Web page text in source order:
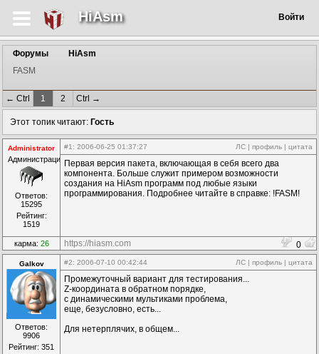
HiAsm Войти
Форумы
HiAsm
FASM
← Ctrl 1 2 Ctrl →
Этот топик читают: Гость
Administrator
Администрация
Ответов:
15295
Рейтинг:
1519
#1 : 2006-06-25 01:37:27 ЛС | профиль | цитата
Первая версия пакета, включающая в себя всего два
компонента. Больше служит примером возможности
создания на HiAsm программ под любые языки
программирования. Подробнее читайте в справке: !FASM!
карма: 26 https://hiasm.com 0
Galkov
Ответов:
9906
Рейтинг: 351
#2: 2006-07-10 00:42:44 ЛС | профиль | цитата
Промежуточный вариант для тестирования...
Z-координата в обратном порядке,
с динамическими мультиками проблема,
еще, безусловно, есть...
Для нетерплячих, в общем...